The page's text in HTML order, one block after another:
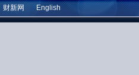
财新网 English